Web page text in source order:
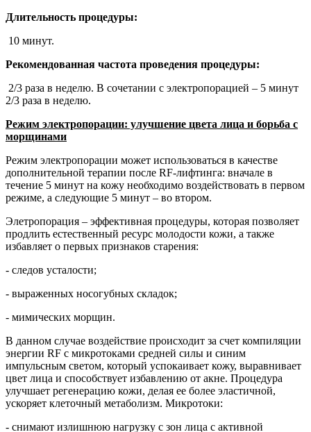
Длительность процедуры:
10 минут.
Рекомендованная частота проведения процедуры:
2/3 раза в неделю. В сочетании с электропорацией – 5 минут
2/3 раза в неделю.
Режим электропорации: улучшение цвета лица и борьба с
морщинами
Режим электропорации может использоваться в качестве
дополнительной терапии после RF-лифтинга: вначале в
течение 5 минут на кожу необходимо воздействовать в первом
режиме, а следующие 5 минут – во втором.
Элетропорация – эффективная процедуры, которая позволяет
продлить естественный ресурс молодости кожи, а также
избавляет о первых признаков старения:
- следов усталости;
- выраженных носогубных складок;
- мимических морщин.
В данном случае воздействие происходит за счет компиляции
энергии RF с микротоками средней силы и синим
импульсным светом, который успокаивает кожу, выравнивает
цвет лица и способствует избавлению от акне. Процедура
улучшает регенерацию кожи, делая ее более эластичной,
ускоряет клеточный метаболизм. Микротоки:
- снимают излишнюю нагрузку с зон лица с активной